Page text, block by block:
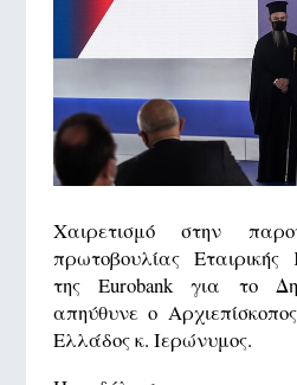
Χαιρετισμό στην
πρωτοβουλίας Εταιρικής
της Eurobank για το
απηύθυνε ο
Ελλάδος κ. Ιερώνυμος.